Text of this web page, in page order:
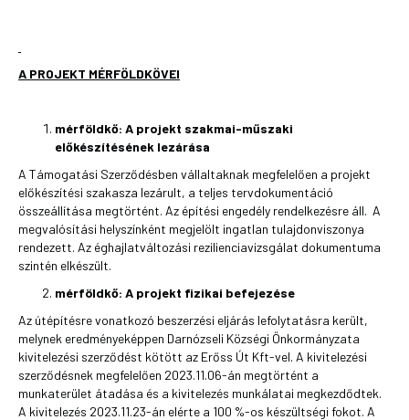
A PROJEKT MÉRFÖLDKÖVEI
mérföldkő: A projekt szakmai-műszaki
előkészítésének lezárása
A Támogatási Szerződésben vállaltaknak megfelelően a projekt
előkészítési szakasza lezárult, a teljes tervdokumentáció
összeállítása megtörtént. Az építési engedély rendelkezésre áll. A
megvalósítási helyszínként megjelölt ingatlan tulajdonviszonya
rendezett. Az éghajlatváltozási rezilienciavizsgálat dokumentuma
szintén elkészült.
mérföldkő: A projekt fizikai befejezése
Az útépítésre vonatkozó beszerzési eljárás lefolytatásra került,
melynek eredményeképpen Darnózseli Községi Önkormányzata
kivitelezési szerződést kötött az Erőss Út Kft-vel. A kivitelezési
szerződésnek megfelelően 2023.11.06-án megtörtént a
munkaterület átadása és a kivitelezés munkálatai megkezdődtek.
A kivitelezés 2023.11.23-án elérte a 100 %-os készültségi fokot. A